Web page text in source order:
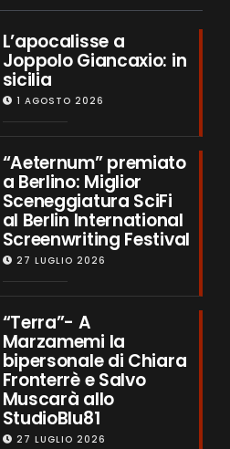
L’apocalisse a
Joppolo Giancaxio: in
sicilia
1 AGOSTO 2026
“Aeternum” premiato
a Berlino: Miglior
Sceneggiatura SciFi
al Berlin International
Screenwriting Festival
27 LUGLIO 2026
“Terra”- A
Marzamemi la
bipersonale di Chiara
Fronterrè e Salvo
Muscarà allo
StudioBlu81
27 LUGLIO 2026